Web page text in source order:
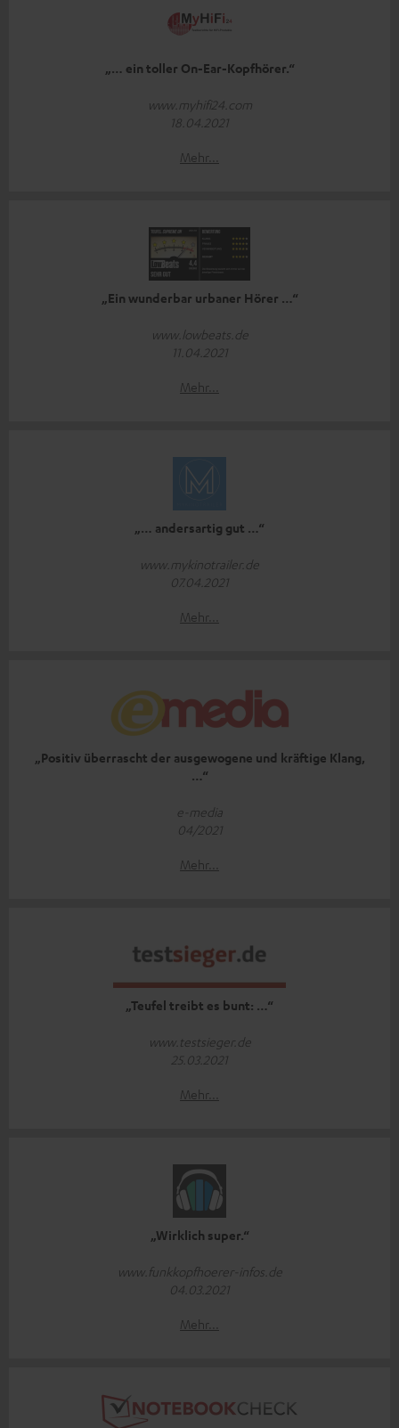
„… ein toller On-Ear-Kopfhörer.“
www.myhifi24.com
18.04.2021
Mehr...
„Ein wunderbar urbaner Hörer …“
www.lowbeats.de
11.04.2021
Mehr...
„… andersartig gut …“
www.mykinotrailer.de
07.04.2021
Mehr...
„Positiv überrascht der ausgewogene und kräftige Klang,
…“
e-media
04/2021
Mehr...
„Teufel treibt es bunt: …“
www.testsieger.de
25.03.2021
Mehr...
„Wirklich super.“
www.funkkopfhoerer-infos.de
04.03.2021
Mehr...